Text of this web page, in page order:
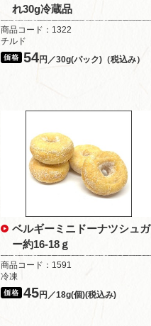
れ30g冷蔵品
商品コード：1322
チルド
54円／30g(パック)（税込み）
ベルギーミニドーナツシュガ
ー約16-18ｇ
商品コード：1591
冷凍
45円／18g(個)(税込み)